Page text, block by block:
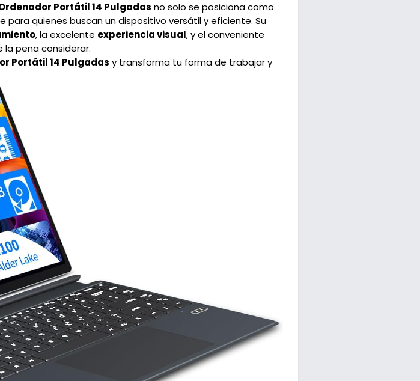
Portátil 14 Pulgadas no solo se posiciona como
quienes buscan un dispositivo versátil y eficiente. Su
, la excelente experiencia visual, y el conveniente
la pena considerar.
Portátil 14 Pulgadas y transforma tu forma de trabajar y